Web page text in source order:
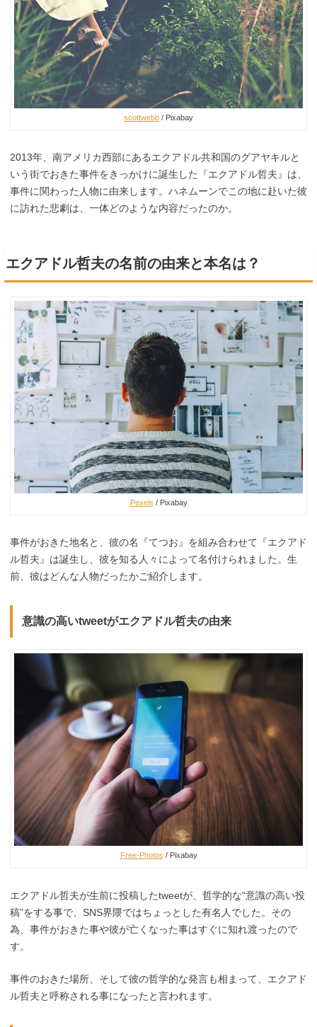
scottwebb / Pixabay
2013年、南アメリカ西部にあるエクアドル共和国のグアヤキルと
いう街でおきた事件をきっかけに誕生した『エクアドル哲夫』は、
事件に関わった人物に由来します。ハネムーンでこの地に赴いた彼
に訪れた悲劇は、一体どのような内容だったのか。
エクアドル哲夫の名前の由来と本名は？
Pexels / Pixabay
事件がおきた地名と、彼の名『てつお』を組み合わせて『エクアド
ル哲夫』は誕生し、彼を知る人々によって名付けられました。生
前、彼はどんな人物だったかご紹介します。
意識の高いtweetがエクアドル哲夫の由来
Free-Photos / Pixabay
エクアドル哲夫が生前に投稿したtweetが、哲学的な“意識の高い投
稿”をする事で、SNS界隈ではちょっとした有名人でした。その
為、事件がおきた事や彼が亡くなった事はすぐに知れ渡ったので
す。
事件のおきた場所、そして彼の哲学的な発言も相まって、エクアド
ル哲夫と呼称される事になったと言われます。